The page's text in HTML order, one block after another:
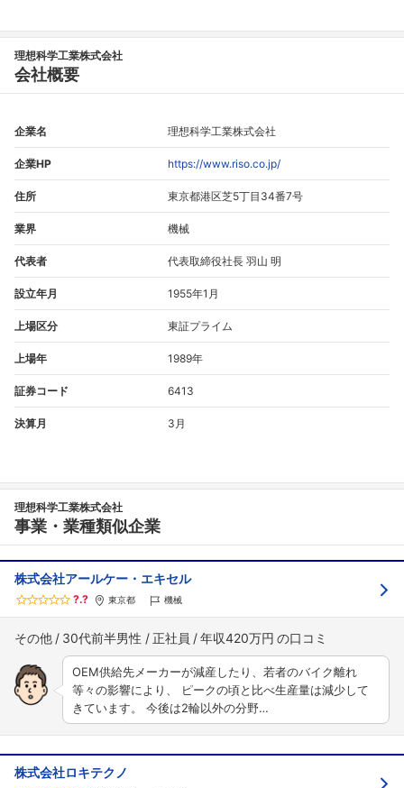
理想科学工業株式会社
会社概要
企業名 理想科学工業株式会社
企業HP https://www.riso.co.jp/
住所 東京都港区芝5丁目34番7号
業界 機械
代表者 代表取締役社長 羽山 明
設立年月 1955年1月
上場区分 東証プライム
上場年 1989年
証券コード 6413
決算月 3月
理想科学工業株式会社
事業・業種類似企業
株式会社アールケー・エキセル
?.? 東京都 機械
その他 30代前半男性 正社員 年収420万円
OEM供給先メーカーが減産したり、若者のバイク離れ
等々の影響により、 ピークの頃と比べ生産量は減少して
きています。 今後は2輪以外の分野…
株式会社ロキテクノ